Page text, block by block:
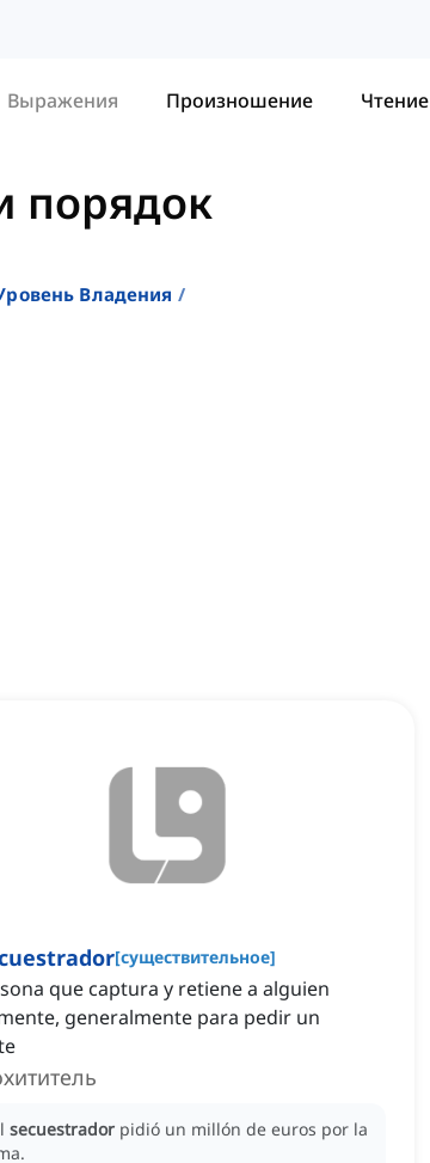
Выражения Произношение Чтение
порядок
Владения
[существительное]
que captura y retiene a alguien
generalmente para pedir un
secuestrador pidió un millón de euros por la